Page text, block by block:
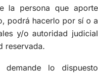
la persona que aporte
podrá hacerlo por sí o a
y/o autoridad judicial
reservada.
lo dispuesto